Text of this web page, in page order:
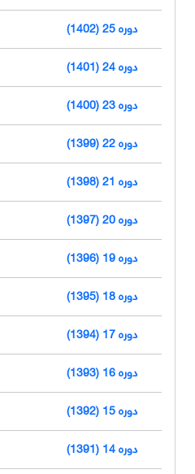
دوره 25 (1402)
دوره 24 (1401)
دوره 23 (1400)
دوره 22 (1399)
دوره 21 (1398)
دوره 20 (1397)
دوره 19 (1396)
دوره 18 (1395)
دوره 17 (1394)
دوره 16 (1393)
دوره 15 (1392)
دوره 14 (1391)